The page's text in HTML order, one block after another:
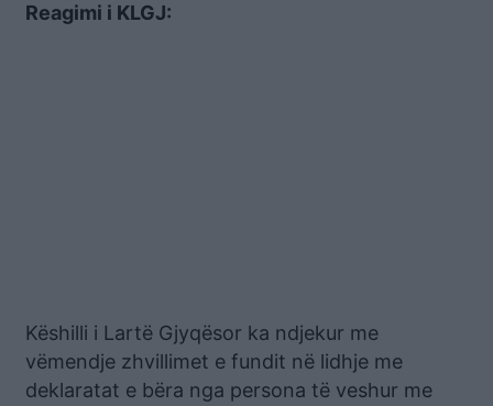
Reagimi i KLGJ:
Këshilli i Lartë Gjyqësor ka ndjekur me
vëmendje zhvillimet e fundit në lidhje me
deklaratat e bëra nga persona të veshur me